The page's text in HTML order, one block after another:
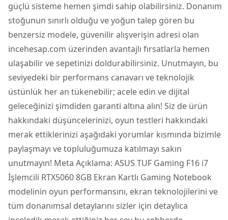
güçlü sisteme hemen şimdi sahip olabilirsiniz. Donanım
stoğunun sınırlı olduğu ve yoğun talep gören bu
benzersiz modele, güvenilir alışverişin adresi olan
incehesap.com üzerinden avantajlı fırsatlarla hemen
ulaşabilir ve sepetinizi doldurabilirsiniz. Unutmayın, bu
seviyedeki bir performans canavarı ve teknolojik
üstünlük her an tükenebilir; acele edin ve dijital
geleceğinizi şimdiden garanti altına alın! Siz de ürün
hakkındaki düşüncelerinizi, oyun testleri hakkındaki
merak ettiklerinizi aşağıdaki yorumlar kısmında bizimle
paylaşmayı ve topluluğumuza katılmayı sakın
unutmayın! Meta Açıklama: ASUS TUF Gaming F16 i7
İşlemcili RTX5060 8GB Ekran Kartlı Gaming Notebook
modelinin oyun performansını, ekran teknolojilerini ve
tüm donanımsal detaylarını sizler için detaylıca